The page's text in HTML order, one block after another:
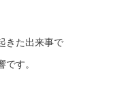
きた出来事で
す。